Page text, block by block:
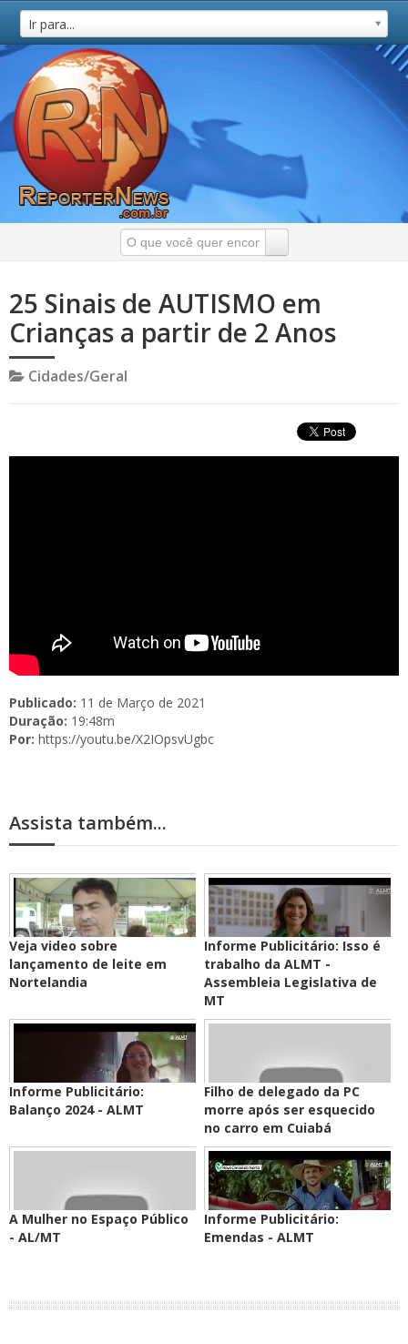
Ir para...
25 Sinais de AUTISMO em
Crianças a partir de 2 Anos
Cidades/Geral
Publicado: 11 de Março de 2021
Duração: 19:48m
Por: https://youtu.be/X2IOpsvUgbc
Assista também...
Veja video sobre
lançamento de leite em
Nortelandia
Informe Publicitário: Isso é
trabalho da ALMT -
Assembleia Legislativa de
MT
Informe Publicitário:
Balanço 2024 - ALMT
Filho de delegado da PC
morre após ser esquecido
no carro em Cuiabá
A Mulher no Espaço Público
- AL/MT
Informe Publicitário:
Emendas - ALMT